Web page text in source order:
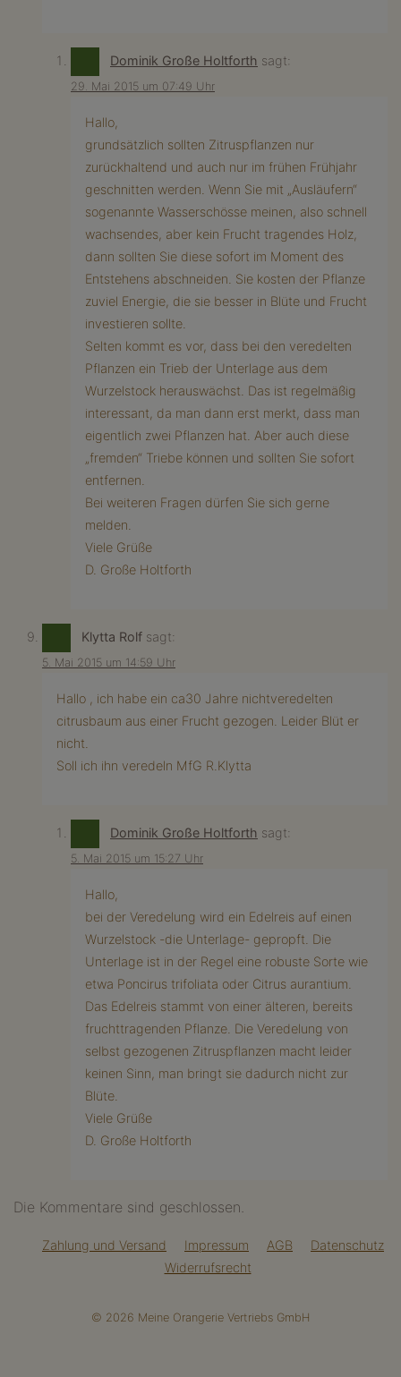
Dominik Große Holtforth sagt:
29. Mai 2015 um 07:49 Uhr
Hallo,
grundsätzlich sollten Zitruspflanzen nur
zurückhaltend und auch nur im frühen Frühjahr
geschnitten werden. Wenn Sie mit „Ausläufern“
sogenannte Wasserschösse meinen, also schnell
wachsendes, aber kein Frucht tragendes Holz,
dann sollten Sie diese sofort im Moment des
Entstehens abschneiden. Sie kosten der Pflanze
zuviel Energie, die sie besser in Blüte und Frucht
investieren sollte.
Selten kommt es vor, dass bei den veredelten
Pflanzen ein Trieb der Unterlage aus dem
Wurzelstock herauswächst. Das ist regelmäßig
interessant, da man dann erst merkt, dass man
eigentlich zwei Pflanzen hat. Aber auch diese
„fremden“ Triebe können und sollten Sie sofort
entfernen.
Bei weiteren Fragen dürfen Sie sich gerne
melden.
Viele Grüße
D. Große Holtforth
Klytta Rolf sagt:
5. Mai 2015 um 14:59 Uhr
Hallo , ich habe ein ca30 Jahre nichtveredelten
citrusbaum aus einer Frucht gezogen. Leider Blüt er
nicht.
Soll ich ihn veredeln MfG R.Klytta
Dominik Große Holtforth sagt:
5. Mai 2015 um 15:27 Uhr
Hallo,
bei der Veredelung wird ein Edelreis auf einen
Wurzelstock -die Unterlage- gepropft. Die
Unterlage ist in der Regel eine robuste Sorte wie
etwa Poncirus trifoliata oder Citrus aurantium.
Das Edelreis stammt von einer älteren, bereits
fruchttragenden Pflanze. Die Veredelung von
selbst gezogenen Zitruspflanzen macht leider
keinen Sinn, man bringt sie dadurch nicht zur
Blüte.
Viele Grüße
D. Große Holtforth
Die Kommentare sind geschlossen.
Zahlung und Versand Impressum AGB
Datenschutz
Widerrufsrecht
© 2026 Meine Orangerie Vertriebs GmbH